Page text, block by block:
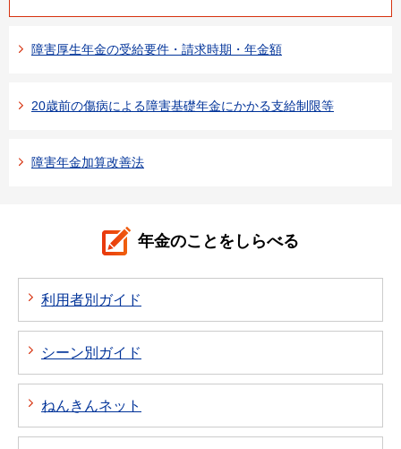
障害厚生年金の受給要件・請求時期・年金額
20歳前の傷病による障害基礎年金にかかる支給制限等
障害年金加算改善法
年金のことをしらべる
利用者別ガイド
シーン別ガイド
ねんきんネット